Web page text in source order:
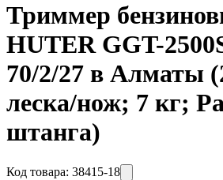
Триммер
HUTER GGT-
70/2/27 в Алматы
леска/нож; 7 кг;
штанга)
Код товара: 38415-18